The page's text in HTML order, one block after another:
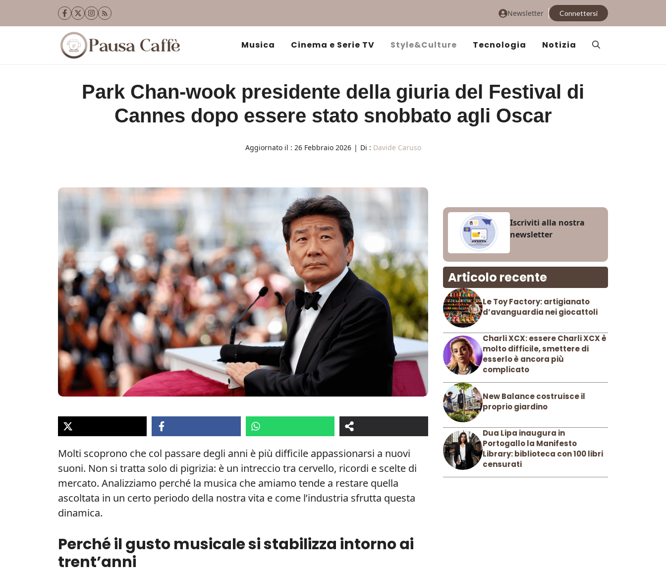
Newsletter Connettersi
Musica Cinema e Serie TV Style&Culture Tecnologia Notizia
Park Chan-wook presidente della giuria del Festival di
Cannes dopo essere stato snobbato agli Oscar
Aggiornato il : 26 Febbraio 2026 | Di : Davide Caruso
Molti scoprono che col passare degli anni è più difficile appassionarsi a nuovi
suoni. Non si tratta solo di pigrizia: è un intreccio tra cervello, ricordi e scelte di
mercato. Analizziamo perché la musica che amiamo tende a restare quella
ascoltata in un certo periodo della nostra vita e come l’industria sfrutta questa
dinamica.
Perché il gusto musicale si stabilizza intorno ai
trent’anni
Iscriviti alla nostra
newsletter
Articolo recente
Le Toy Factory: artigianato
d’avanguardia nei giocattoli
Charli XCX: essere Charli XCX è
molto difficile, smettere di
esserlo è ancora più
complicato
New Balance costruisce il
proprio giardino
Dua Lipa inaugura in
Portogallo la Manifesto
Library: biblioteca con 100 libri
censurati